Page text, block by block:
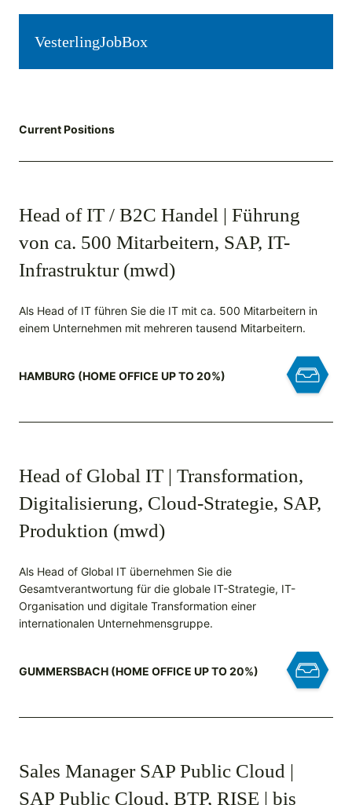
Vesterling­JobBox
Current Positions
Head of IT / B2C Handel | Führung
von ca. 500 Mitarbeitern, SAP, IT-
Infrastruktur (mwd)
Als Head of IT führen Sie die IT mit ca. 500 Mitarbeitern in
einem Unternehmen mit mehreren tausend Mitarbeitern.
HAMBURG (HOME OFFICE UP TO 20%)
Head of Global IT | Transformation,
Digitalisierung, Cloud-Strategie, SAP,
Produktion (mwd)
Als Head of Global IT übernehmen Sie die
Gesamtverantwortung für die globale IT-Strategie, IT-
Organisation und digitale Transformation einer
internationalen Unternehmensgruppe.
GUMMERSBACH (HOME OFFICE UP TO 20%)
Sales Manager SAP Public Cloud |
SAP Public Cloud, BTP, RISE | bis